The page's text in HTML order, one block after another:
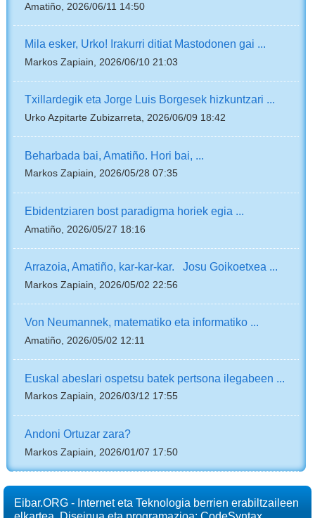
Amatiño, 2026/06/11 14:50
Mila esker, Urko! Irakurri ditiat Mastodonen gai ...
Markos Zapiain, 2026/06/10 21:03
Txillardegik eta Jorge Luis Borgesek hizkuntzari ...
Urko Azpitarte Zubizarreta, 2026/06/09 18:42
Beharbada bai, Amatiño. Hori bai, ...
Markos Zapiain, 2026/05/28 07:35
Ebidentziaren bost paradigma horiek egia ...
Amatiño, 2026/05/27 18:16
Arrazoia, Amatiño, kar-kar-kar. Josu Goikoetxea ...
Markos Zapiain, 2026/05/02 22:56
Von Neumannek, matematiko eta informatiko ...
Amatiño, 2026/05/02 12:11
Euskal abeslari ospetsu batek pertsona ilegabeen ...
Markos Zapiain, 2026/03/12 17:55
Andoni Ortuzar zara?
Markos Zapiain, 2026/01/07 17:50
Eibar.ORG - Internet eta Teknologia berrien erabiltzaileen